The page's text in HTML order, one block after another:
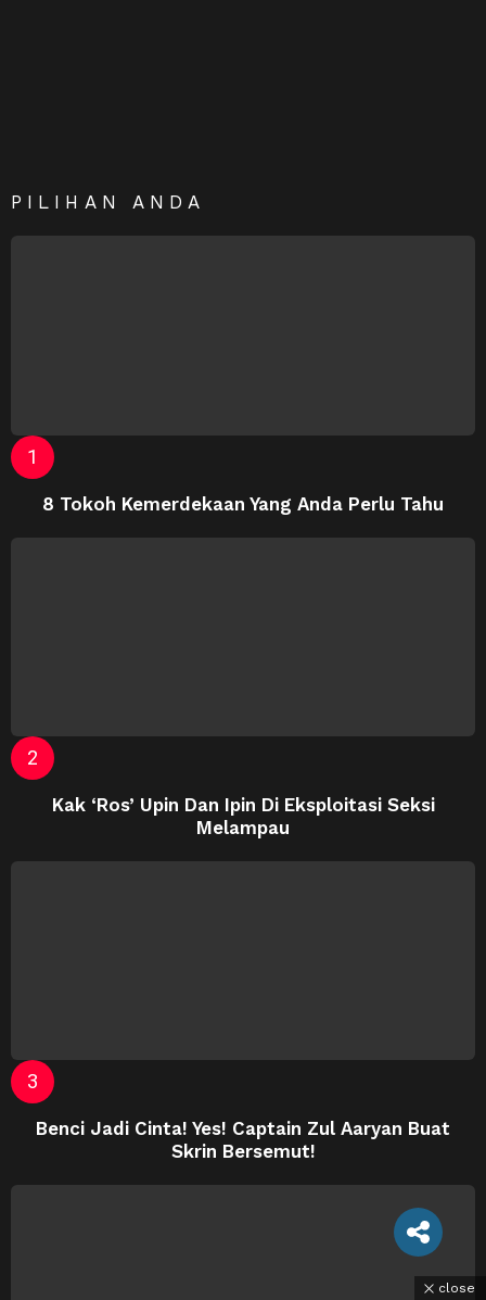
PILIHAN ANDA
8 Tokoh Kemerdekaan Yang Anda Perlu Tahu
Kak ‘Ros’ Upin Dan Ipin Di Eksploitasi Seksi
Melampau
Benci Jadi Cinta! Yes! Captain Zul Aaryan Buat
Skrin Bersemut!
close